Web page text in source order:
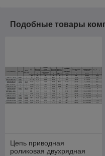
Подобные товары
Цепь приводная
роликовая двухрядная